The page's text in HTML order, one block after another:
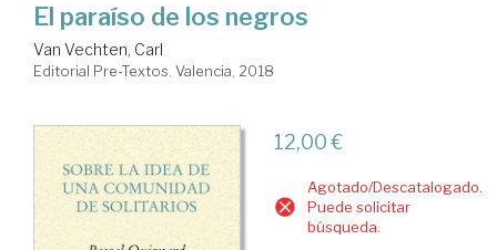
El paraíso de los negros
Van Vechten, Carl
Editorial Pre-Textos. Valencia, 2018
12,00 €
Agotado/Descatalogado.
Puede solicitar
búsqueda.